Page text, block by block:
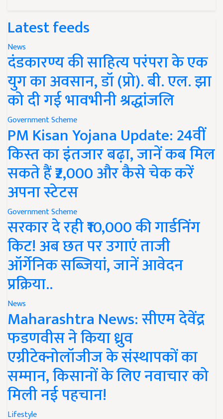
Latest feeds
News
दंडकारण्य की साहित्य परंपरा के एक
युग का अवसान, डॉ (प्रो). बी. एल. झा
को दी गई भावभीनी श्रद्धांजलि
Government Scheme
PM Kisan Yojana Update: 24वीं
किस्त का इंतजार बढ़ा, जानें कब मिल
सकते हैं ₹2,000 और कैसे चेक करें
अपना स्टेटस
Government Scheme
सरकार दे रही ₹10,000 की गार्डनिंग
किट! अब छत पर उगाएं ताजी
ऑर्गेनिक सब्जियां, जानें आवेदन
प्रक्रिया..
News
Maharashtra News: सीएम देवेंद्र
फडणवीस ने किया ध्रुव
एग्रीटेक्नोलॉजीज के संस्थापकों का
सम्मान, किसानों के लिए नवाचार को
मिली नई पहचान!
Lifestyle